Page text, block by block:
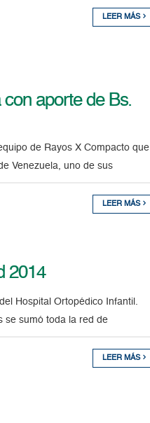
LEER MÁS
aporte de Bs.
de Rayos X Compacto que
Venezuela, uno de sus
LEER MÁS
2014
Hospital Ortopédico Infantil.
se sumó toda la red de
LEER MÁS